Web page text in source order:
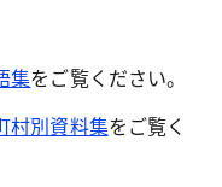
集をご覧ください。
村別資料集をご覧く